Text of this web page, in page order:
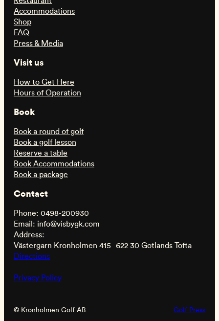
Accommodations
Shop
FAQ
Press & Media
Visit us
How to Get Here
Hours of Operation
Book
Book a round of golf
Book a golf lesson
Reserve a table
Book Accommodations
Book a package
Contact
Phone: 0498-200930
Email: info@visbygk.com
Address:
Västergarn Kronholmen 415 622 30 Gotlands Tofta
Directions
Privacy Policy
© Kronholmen Golf AB Golf Press